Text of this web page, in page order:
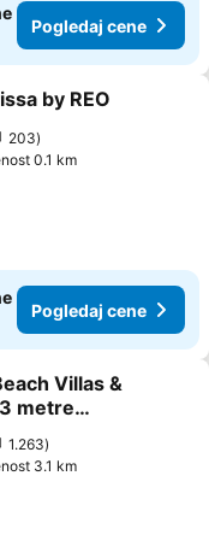
Pogledaj cene
favorite
by REO
203
0.1 km
Pogledaj cene
favorite
Villas &
metre
pool
1.263
3.1 km